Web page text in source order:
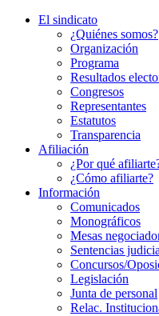
El sindicato
¿Quiénes somos?
Organización
Programa
Resultados
Congresos
Representantes
Estatutos
Transparencia
Afiliación
¿Por qué
¿Cómo afiliarte?
Información
Comunicados
Monográficos
Mesas
Sentencias
Concursos/
Legislación
Junta de personal
Relac.